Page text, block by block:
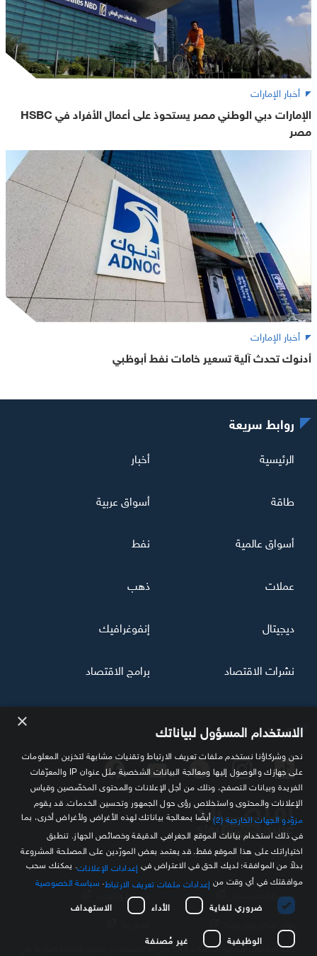
أخبار الإمارات
الإمارات دبي الوطني مصر يستحوذ على أعمال الأفراد في HSBC
مصر
أخبار الإمارات
أدنوك تحدث آلية تسعير خامات نفط أبوظبي
تابعنا
مصدرك الموثوق للمعلومة الاقتصادية
روابط سريعة
الرئيسية أخبار
طاقة أسواق عربية
أسواق عالمية نفط
عملات ذهب
ديجيتال إنفوغرافيك
نشرات الاقتصاد برامج الاقتصاد
سياسة الخصوصية الشروط والأحكام
كافة العلامات التجارية الخاصة بـ SKY وكل ما تتضمنه من حقوق الملكية الفكرية هي
× الاستخدام المسؤول لبياناتك
نحن وشركاؤنا نستخدم ملفات تعريف الارتباط وتقنيات مشابهة لتخزين المعلومات
على جهازك والوصول إليها ومعالجة البيانات الشخصية مثل عنوان IP والمعرّفات
الفريدة وبيانات التصفح، وذلك من أجل الإعلانات والمحتوى المخصّصين وقياس
الإعلانات والمحتوى واستخلاص رؤى حول الجمهور وتحسين الخدمات. قد يقوم
مزوّدو الجهات الخارجية (2)
أيضًا بمعالجة بياناتك لهذه الأغراض ولأغراض أخرى، بما
في ذلك استخدام بيانات الموقع الجغرافي الدقيقة وخصائص الجهاز. تنطبق
اختياراتك على هذا الموقع فقط. قد يعتمد بعض المورّدين على المصلحة المشروعة
بدلاً من الموافقة؛ لديك الحق في الاعتراض في إعدادات الإعلانات . يمكنك سحب
موافقتك في أي وقت من إعدادات ملفات تعريف الارتباط سياسة الخصوصية
ضروري للغاية
الأداء الاستهداف
الوظيفية غير مُصنفة